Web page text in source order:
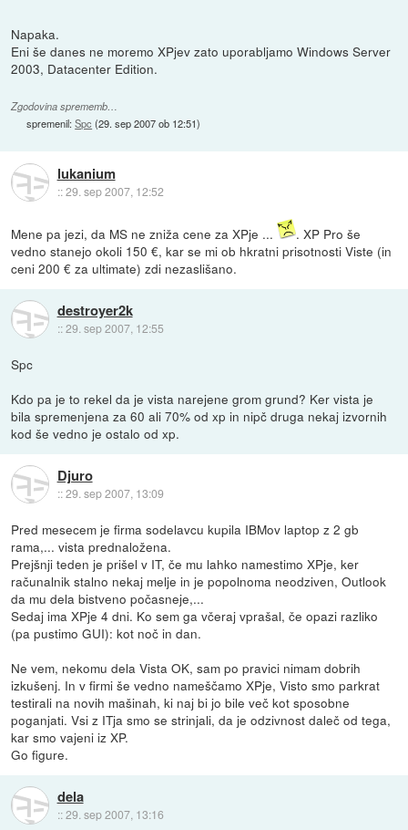
Napaka.
Eni še danes ne moremo XPjev zato uporabljamo Windows Server
2003, Datacenter Edition.
Zgodovina sprememb…
spremenil:Spc (29. sep 2007 ob 12:51)
lukanium
::29. sep 2007, 12:52
Mene pa jezi, da MS ne zniža cene za XPje ...
. XP Pro še
vedno stanejo okoli 150 €, kar se mi ob hkratni prisotnosti Viste (in
ceni 200 € za ultimate) zdi nezaslišano.
destroyer2k
::29. sep 2007, 12:55
Spc
Kdo pa je to rekel da je vista narejene grom grund? Ker vista je
bila spremenjena za 60 ali 70% od xp in nipč druga nekaj izvornih
kod še vedno je ostalo od xp.
Djuro
::29. sep 2007, 13:09
Pred mesecem je firma sodelavcu kupila IBMov laptop z 2 gb
rama,... vista prednaložena.
Prejšnji teden je prišel v IT, če mu lahko namestimo XPje, ker
računalnik stalno nekaj melje in je popolnoma neodziven, Outlook
da mu dela bistveno počasneje,...
Sedaj ima XPje 4 dni. Ko sem ga včeraj vprašal, če opazi razliko
(pa pustimo GUI): kot noč in dan.
Ne vem, nekomu dela Vista OK, sam po pravici nimam dobrih
izkušenj. In v firmi še vedno nameščamo XPje, Visto smo parkrat
testirali na novih mašinah, ki naj bi jo bile več kot sposobne
poganjati. Vsi z ITja smo se strinjali, da je odzivnost daleč od tega,
kar smo vajeni iz XP.
Go figure.
dela
::29. sep 2007, 13:16